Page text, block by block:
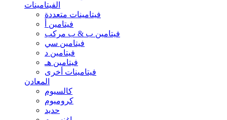
الفيتامينات
فيتامينات متعددة
فيتامين أ
فيتامين ب & ب مركب
فيتامين سي
فيتامين د
فيتامين هـ
فيتامينات أخرى
المعادن
كالسيوم
كروميوم
حديد